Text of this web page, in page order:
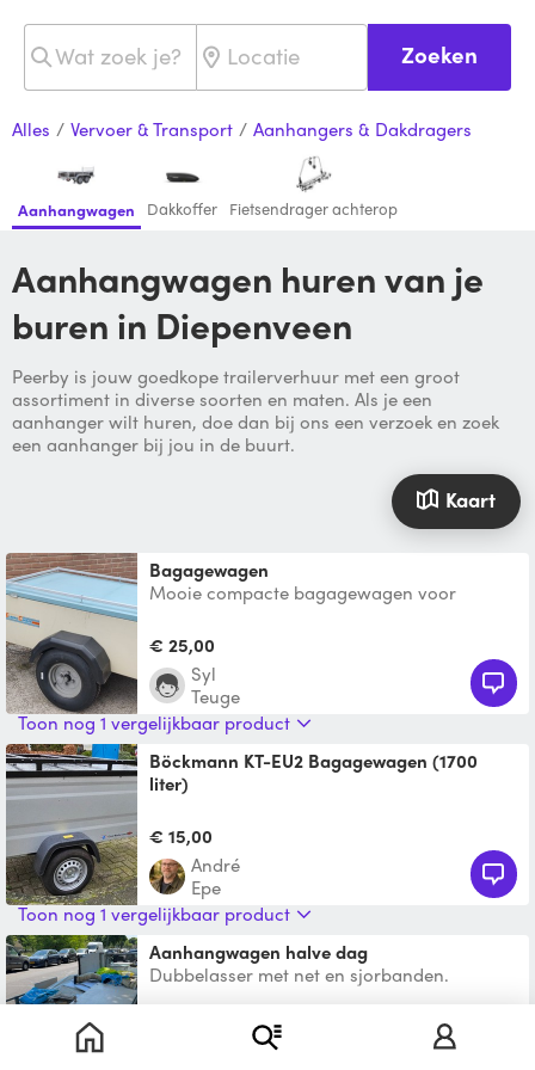
Zoeken
Alles / Vervoer & Transport / Aanhangers & Dakdragers
Aanhangwagen Dakkoffer Fietsendrager achterop
Aanhangwagen huren van je
buren in Diepenveen
Peerby is jouw goedkope trailerverhuur met een groot
assortiment in diverse soorten en maten. Als je een
aanhanger wilt huren, doe dan bij ons een verzoek en zoek
een aanhanger bij jou in de buurt.
Kaart
Bagagewagen
Mooie compacte bagagewagen voor
kampeerspullen, stoelen, speelgoed k
€ 25,00
Syl
Teuge
Toon nog 1 vergelijkbaar product
Böckmann KT-EU2 Bagagewagen (1700
liter)
Te huur aangeboden: nette en praktische
Böckmann / TPV bag
€ 15,00
André
Epe
Toon nog 1 vergelijkbaar product
Aanhangwagen halve dag
Dubbelasser met net en sjorbanden.